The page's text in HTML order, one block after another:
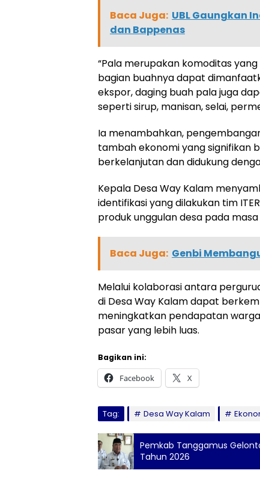
Baca Juga: UBL Gaungkan
dan Bappenas
“Pala merupakan komoditas
bagian buahnya dapat
ekspor, daging buah pala juga
seperti sirup, manisan, selai,
Ia menambahkan,
tambah ekonomi yang signifikan
berkelanjutan dan didukung
Kepala Desa Way Kalam
identifikasi yang dilakukan tim
produk unggulan desa pada
Baca Juga: Genbi
Melalui kolaborasi antara
di Desa Way Kalam dapat
meningkatkan pendapatan
pasar yang lebih luas.
Bagikan ini:
Facebook X
Tag: Desa Way Kalam
Pemkab Tanggamus
Tahun 2026